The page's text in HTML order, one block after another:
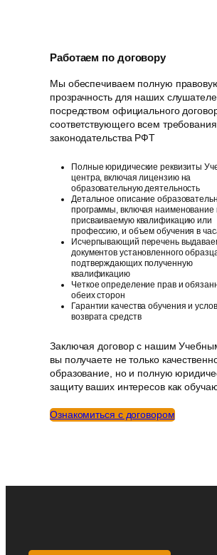
Работаем по договору
Мы обеспечиваем полную
прозрачность для наших
посредством официального
соответствующего всем
законодательства РФT
Полные юридические реквизиты
центра, включая лицензию на
образовательную деятельность
Детальное описание
программы, включая наименование
присваиваемую квалификацию или
профессию, и объем обучения в
Исчерпывающий перечень
документов установленного
подтверждающих полученную
квалификацию
Четкое определение прав и
обеих сторон
Гарантии качества обучения и
возврата средств
Заключая договор с нашим
вы получаете не только
образование, но и полную
защиту ваших интересов как
Ознакомиться с договором